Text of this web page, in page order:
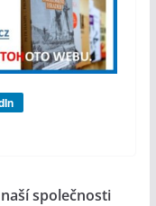
společnosti